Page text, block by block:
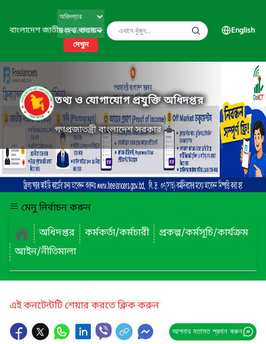
বাংলাদেশ জাতীয় তথ্য বাতায়ন
দেখুন
English
তথ্য ও যোগাযোগ প্রযুক্তি অধিদপ্তর
গণপ্রজাতন্ত্রী বাংলাদেশ সরকার
মেনু নির্বাচন করুন
অধিদপ্তর
কর্মকর্তা/কর্মচারী
প্রকল্প/কর্মসূচি/কার্যক্রম
আইন/নীতিমালা
এই কনটেন্টটি শেয়ার করতে ক্লিক করুন
আপনার মতামত প্রদান করুন